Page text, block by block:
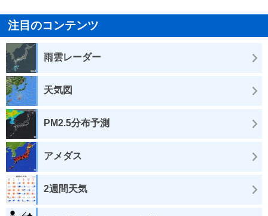
注目のコンテンツ
雨雲レーダー
天気図
PM2.5分布予測
アメダス
2週間天気